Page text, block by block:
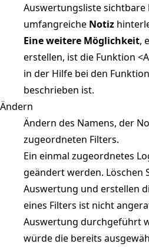
Auswertungsliste sichtbare
umfangreiche Notiz
Eine weitere Möglichkeit,
erstellen, ist die Funktion
in der Hilfe bei den
beschrieben ist.
Ändern
Ändern des Namens, der
zugeordneten Filters.
Ein einmal zugeordnetes
geändert werden. Löschen
Auswertung und erstellen
eines Filters ist nicht
Auswertung durchgeführt
würde die bereits